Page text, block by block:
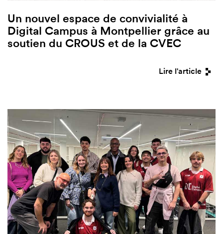
Un nouvel espace de convivialité à
Digital Campus à Montpellier grâce au
soutien du CROUS et de la CVEC
Lire l'article